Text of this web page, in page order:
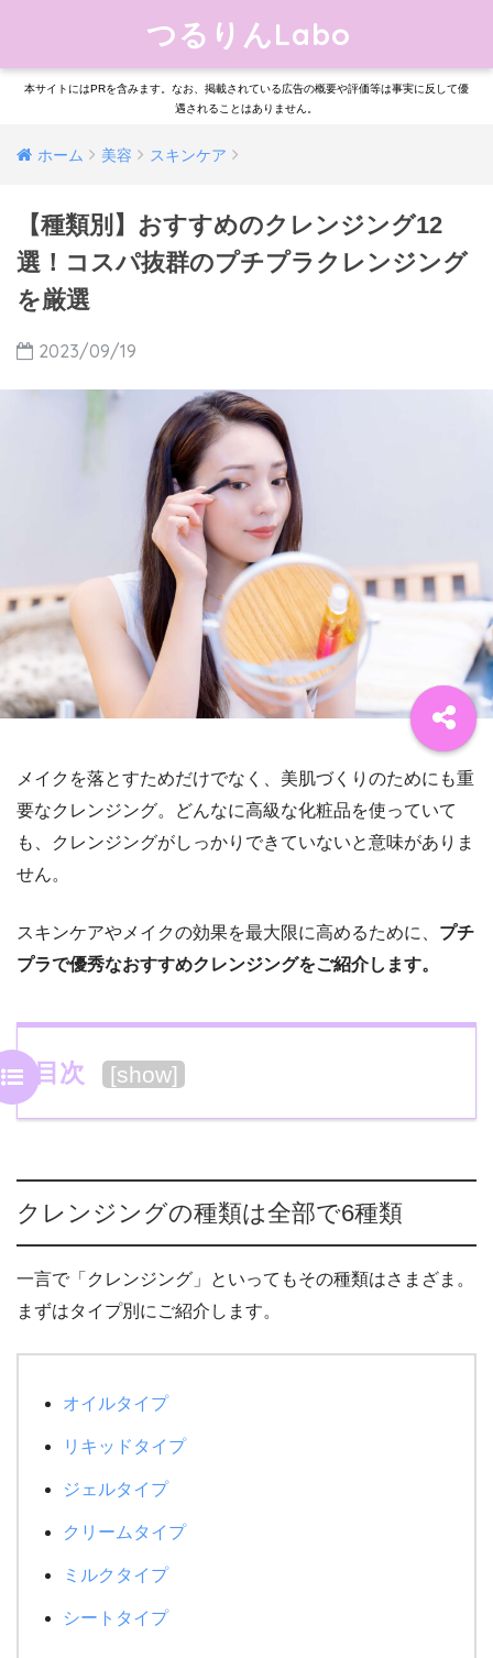
つるりんLabo
本サイトにはPRを含みます。なお、掲載されている広告の概要や評価等は事実に反して優
遇されることはありません。
ホーム 美容 スキンケア
【種類別】おすすめのクレンジング12
選！コスパ抜群のプチプラクレンジング
を厳選
2023/09/19
メイクを落とすためだけでなく、美肌づくりのためにも重
要なクレンジング。どんなに高級な化粧品を使っていて
も、クレンジングがしっかりできていないと意味がありま
せん。
スキンケアやメイクの効果を最大限に高めるために、 プチ
プラで優秀なおすすめクレンジングをご紹介します。
目次 [show]
クレンジングの種類は全部で6種類
一言で「クレンジング」といってもその種類はさまざま。
まずはタイプ別にご紹介します。
オイルタイプ
リキッドタイプ
ジェルタイプ
クリームタイプ
ミルクタイプ
シートタイプ